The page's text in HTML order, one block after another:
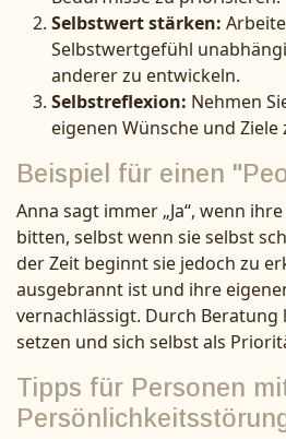
Selbstwert stärken:
Selbstwertgefühl
anderer zu entwickeln.
Selbstreflexion: Nehmen
eigenen Wünsche und
Beispiel für einen
Anna sagt immer „Ja“, wenn
bitten, selbst wenn sie selbst
der Zeit beginnt sie jedoch zu
ausgebrannt ist und ihre
vernachlässigt. Durch Beratung
setzen und sich selbst als
Tipps für Personen